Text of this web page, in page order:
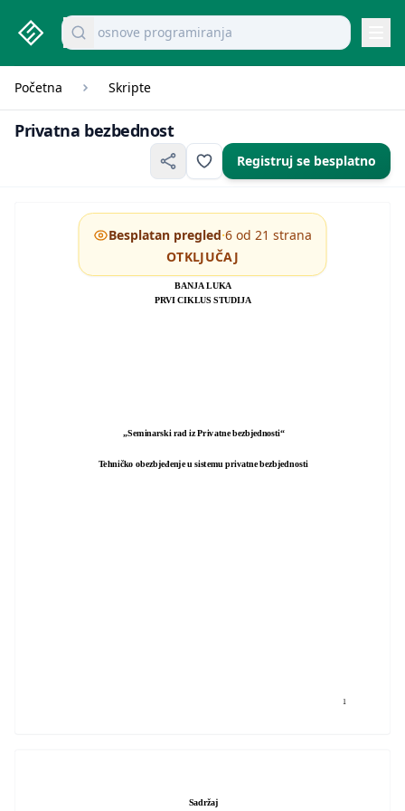
studenti.rs home page
Pretraži dokumente
mikroekonomija pitanja
Početna Skripte
Privatna bezbednost
Registruj se besplatno
1
NEZAVISNI UNIVERZITET BANJA LUKA
BANJA LUKA
PRVI CIKLUS STUDIJA
„Seminarski rad iz Privatne bezbjednosti“
Tehničko obezbjeđenje u sistemu privatne bezbjednosti
Sadržaj
Besplatan pregled·6 od 21 strana
OTKLJUČAJ